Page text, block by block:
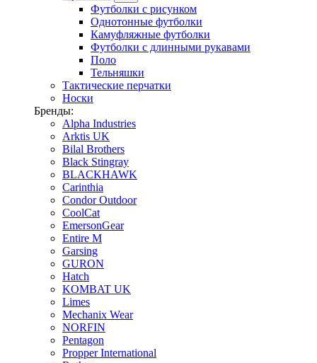
Футболки с рисунком
Однотонные футболки
Камуфляжные футболки
Футболки с длинными рукавами
Поло
Тельняшки
Тактические перчатки
Носки
Бренды:
Alpha Industries
Arktis UK
Bilal Brothers
Black Stingray
BLACKHAWK
Carinthia
Condor Outdoor
CoolCat
EmersonGear
Entire M
Garsing
GURON
Hatch
KOMBAT UK
Limes
Mechanix Wear
NORFIN
Pentagon
Propper International